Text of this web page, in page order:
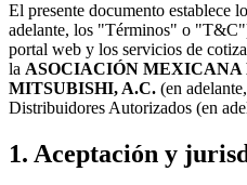
El presente documento establece
adelante, los "Términos" o
portal web y los servicios de
la ASOCIACIÓN MEXICANA
MITSUBISHI, A.C. (en
Distribuidores Autorizados (en
1. Aceptación y